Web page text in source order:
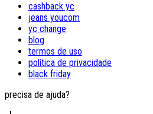
cashback yc
jeans youcom
yc change
blog
termos de uso
política de privacidade
black friday
precisa de ajuda?